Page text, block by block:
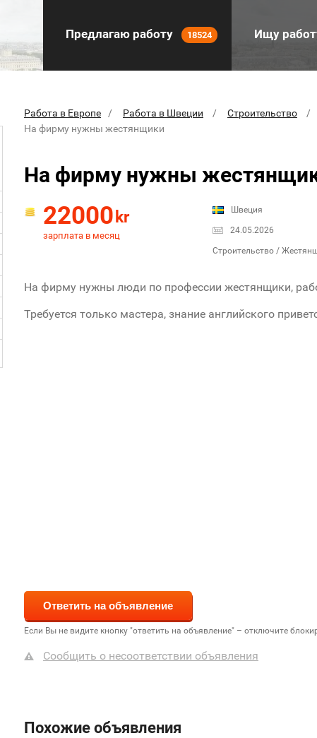
Предлагаю работу 18524 Ищу
Работа в Европе Работа в Швеции Строительство
На фирму нужны жестянщики
На фирму нужны
22000 kr
зарплата в месяц
Швеция
24.05.2026
Строительство /
На фирму нужны люди по профессии жестянщики,
Требуется только мастера, знание английского
Если Вы не видите кнопку "ответить на объявление" – отключите
Сообщить о несоответствии объявления
Похожие объявления